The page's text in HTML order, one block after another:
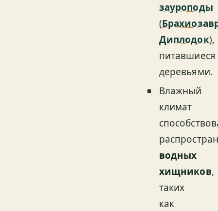
зауроподы
(
Диплодок),
питавшиеся
деревьями.
Влажный
климат
водных
хищников,
таких
как